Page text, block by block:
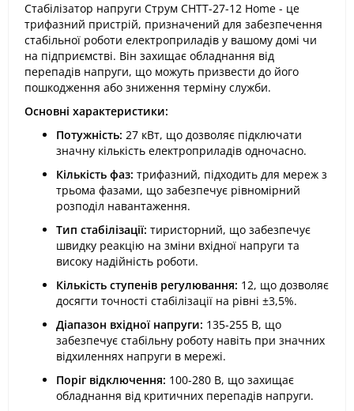
Стабілізатор напруги Струм СНТТ-27-12 Home - це
трифазний пристрій, призначений для забезпечення
стабільної роботи електроприладів у вашому домі чи
на підприємстві. Він захищає обладнання від
перепадів напруги, що можуть призвести до його
пошкодження або зниження терміну служби.
Основні характеристики:
Потужність: 27 кВт, що дозволяє підключати
значну кількість електроприладів одночасно.
Кількість фаз: трифазний, підходить для мереж з
трьома фазами, що забезпечує рівномірний
розподіл навантаження.
Тип стабілізації: тиристорний, що забезпечує
швидку реакцію на зміни вхідної напруги та
високу надійність роботи.
Кількість ступенів регулювання: 12, що дозволяє
досягти точності стабілізації на рівні ±3,5%.
Діапазон вхідної напруги: 135-255 В, що
забезпечує стабільну роботу навіть при значних
відхиленнях напруги в мережі.
Поріг відключення: 100-280 В, що захищає
обладнання від критичних перепадів напруги.